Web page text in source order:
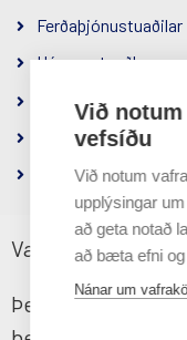
Ferðaþjónustuaðilar
Hópamatseðlar
Samfélagsábyrgð
Um félagið
Vafrakökustefna
Þessi vefsíða
Við
vefsíðu
Við notum
upplýsingar
að geta notað
að bæta efni
Nánar um